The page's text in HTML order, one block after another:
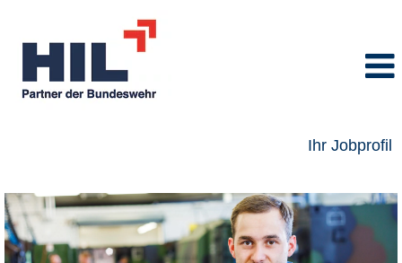
Ihr Jobprofil
Fachkraft